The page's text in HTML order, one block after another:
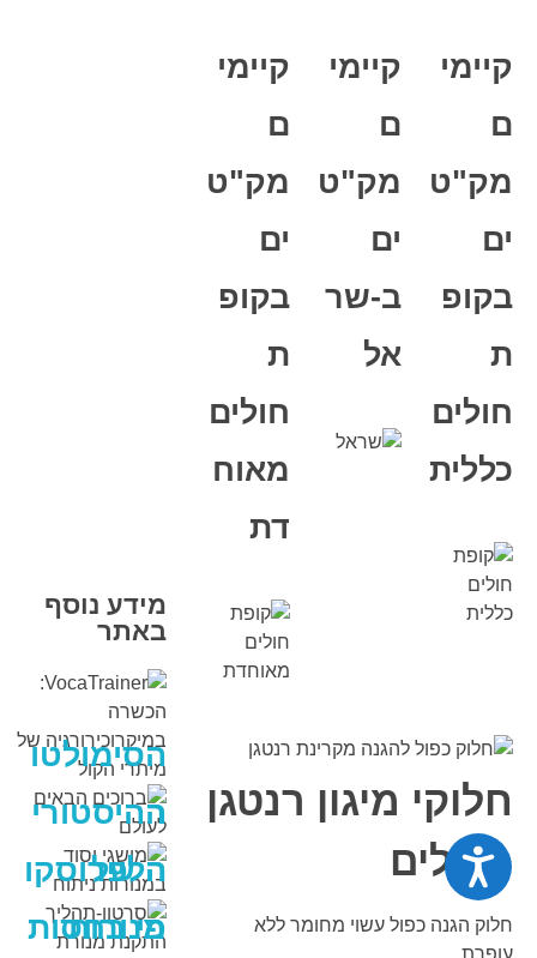
נגישות
קיימי
ם
מק"ט
ים
בקופ
ת
חולים
כללית
קיימי
ם
מק"ט
ים
ב-שר
אל
קיימי
ם
מק"ט
ים
בקופ
ת
חולים
מאוח
דת
חלוקי מיגון רנטגן
כפולים
חלוק הגנה כפול עשוי מחומר ללא
מידע נוסף
באתר
ההיסטורי
ה של
מנורות
הסימולטו
ר
הלפרוסקו
פי בחסות